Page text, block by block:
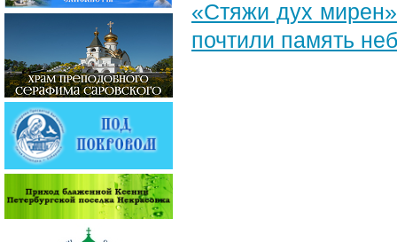
«Стяжи дух
почтили память